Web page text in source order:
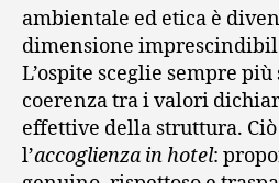
ambientale ed etica è
dimensione
L’ospite sceglie sempre
coerenza tra i valori
effettive della struttura.
l’accoglienza in hotel: